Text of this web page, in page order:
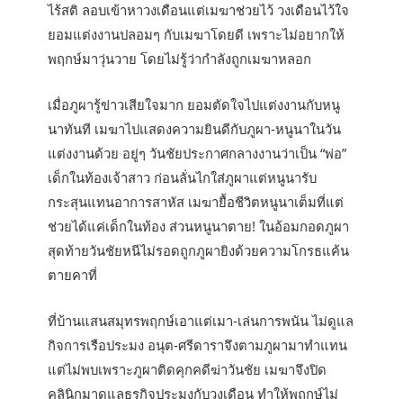
ไร้สติ ลอบเข้าหาวงเดือนแต่เมฆาช่วยไว้ วงเดือนไว้ใจ
ยอมแต่งงานปลอมๆ กับเมฆาโดยดี เพราะไม่อยากให้
พฤกษ์มาวุ่นวาย โดยไม่รู้ว่ากำลังถูกเมฆาหลอก
เมื่อภูผารู้ข่าวเสียใจมาก ยอมตัดใจไปแต่งงานกับหนู
นาทันที เมฆาไปแสดงความยินดีกับภูผา-หนูนาในวัน
แต่งงานด้วย อยู่ๆ วันชัยประกาศกลางงานว่าเป็น “พ่อ”
เด็กในท้องเจ้าสาว ก่อนลั่นไกใส่ภูผาแต่หนูนารับ
กระสุนแทนอาการสาหัส เมฆายื้อชีวิตหนูนาเต็มที่แต่
ช่วยได้แค่เด็กในท้อง ส่วนหนูนาตาย! ในอ้อมกอดภูผา
สุดท้ายวันชัยหนีไม่รอดถูกภูผายิงด้วยความโกรธแค้น
ตายคาที่
ที่บ้านแสนสมุทรพฤกษ์เอาแต่เมา-เล่นการพนัน ไม่ดูแล
กิจการเรือประมง อนุต-ศรีดาราจึงตามภูผามาทำแทน
แต่ไม่พบเพราะภูผาติดคุกคดีฆ่าวันชัย เมฆาจึงปิด
คลินิกมาดูแลธุรกิจประมงกับวงเดือน ทำให้พฤกษ์ไม่